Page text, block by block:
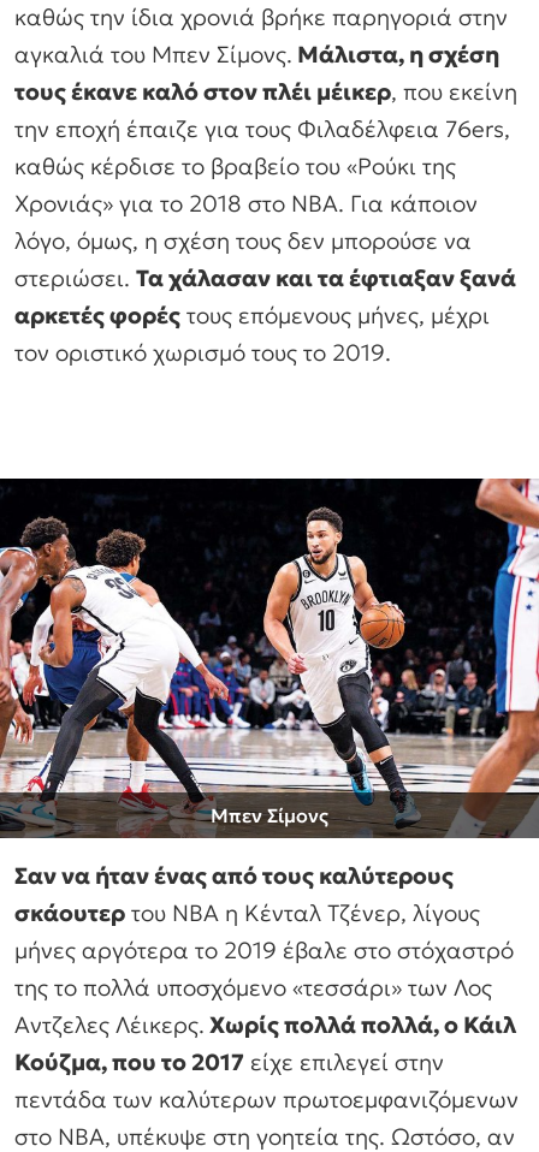
καθώς την ίδια χρονιά βρήκε παρηγοριά στην
αγκαλιά του Μπεν Σίμονς. Μάλιστα, η σχέση
τους έκανε καλό στον πλέι μέικερ, που εκείνη
την εποχή έπαιζε για τους Φιλαδέλφεια 76ers,
καθώς κέρδισε το βραβείο του «Ρούκι της
Χρονιάς» για το 2018 στο ΝΒΑ. Για κάποιον
λόγο, όμως, η σχέση τους δεν μπορούσε να
στεριώσει. Τα χάλασαν και τα έφτιαξαν ξανά
αρκετές φορές τους επόμενους μήνες, μέχρι
τον οριστικό χωρισμό τους το 2019.
Μπεν Σίμονς
Σαν να ήταν ένας από τους καλύτερους
σκάουτερ του ΝΒΑ η Κένταλ Τζένερ, λίγους
μήνες αργότερα το 2019 έβαλε στο στόχαστρό
της το πολλά υποσχόμενο «τεσσάρι» των Λος
Αντζελες Λέικερς. Χωρίς πολλά πολλά, ο Κάιλ
Κούζμα, που το 2017 είχε επιλεγεί στην
πεντάδα των καλύτερων πρωτοεμφανιζόμενων
στο ΝΒΑ, υπέκυψε στη γοητεία της. Ωστόσο, αν